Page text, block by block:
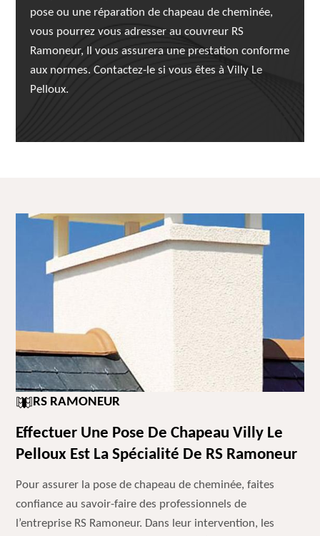
pose ou une réparation de chapeau de cheminée,
vous pourrez vous adresser au couvreur RS
Ramoneur, Il vous assurera une prestation conforme
aux normes. Contactez-le si vous êtes à Villy Le
Pelloux.
RS RAMONEUR
Effectuer Une Pose De Chapeau Villy Le
Pelloux Est La Spécialité De RS Ramoneur
Pour assurer la pose de chapeau de cheminée, faites
confiance au savoir-faire des professionnels de
l’entreprise RS Ramoneur. Dans leur intervention, les